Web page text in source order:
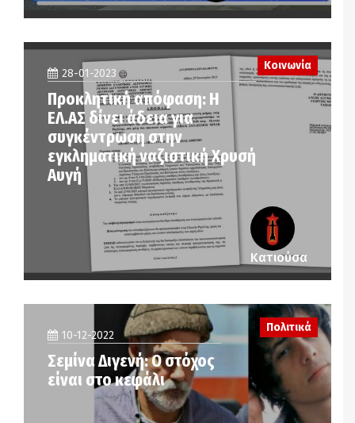
Κοινωνία
28-01-2023
Προκλητική απόφαση: Η
ΕΛ.ΑΣ δίνει άδεια για
συγκέντρωση στην
εγκληματική ναζιστική Χρυσή
Αυγή
Κατιούσα
10-12-2022
Σεμίνα Διγενή: Ο στόχος
είναι στο κεφάλι
Πολιτικά